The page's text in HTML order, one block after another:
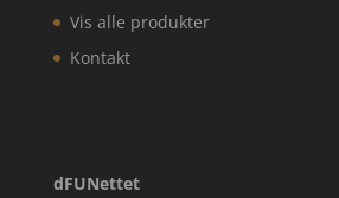
Vis alle produkter
Kontakt
dFUNettet